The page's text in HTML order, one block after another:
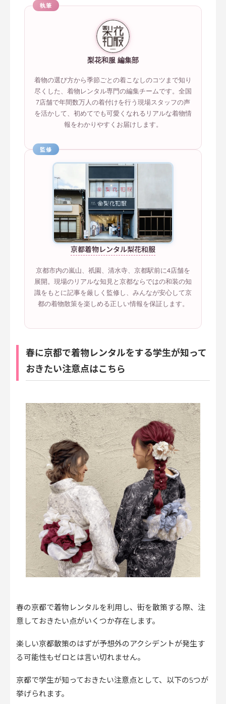
執筆
梨花和服 編集部
着物の選び方から季節ごとの着こなしのコツまで知り
尽くした、着物レンタル専門の編集チームです。全国
7店舗で年間数万人の着付けを行う現場スタッフの声
を活かして、初めてでも可愛くなれるリアルな着物情
報をわかりやすくお届けします。
監修
京都着物レンタル梨花和服
京都市内の嵐山、祇園、清水寺、京都駅前に4店舗を
展開。現場のリアルな知見と京都ならではの和装の知
識をもとに記事を厳しく監修し、みんなが安心して京
都の着物散策を楽しめる正しい情報を保証します。
春に京都で着物レンタルをする学生が知って
おきたい注意点はこちら
春の京都で着物レンタルを利用し、街を散策する際、注
意しておきたい点がいくつか存在します。
楽しい京都散策のはずが予想外のアクシデントが発生す
る可能性もゼロとは言い切れません。
京都で学生が知っておきたい注意点として、以下の5つが
挙げられます。